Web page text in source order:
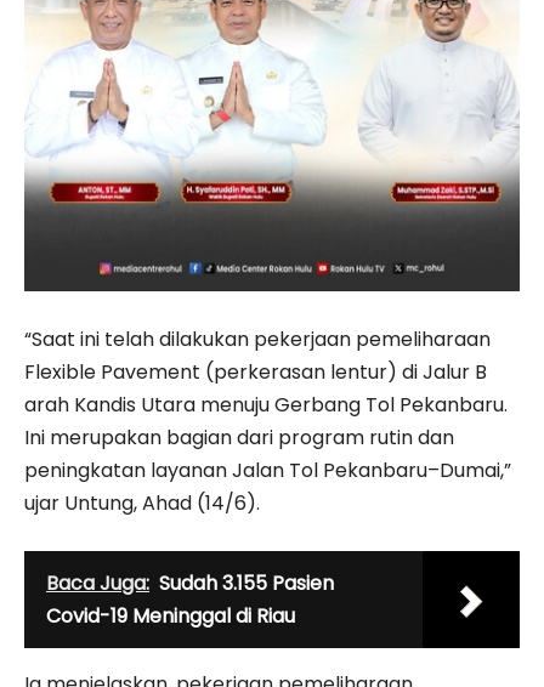
“Saat ini telah dilakukan pekerjaan pemeliharaan
Flexible Pavement (perkerasan lentur) di Jalur B
arah Kandis Utara menuju Gerbang Tol Pekanbaru.
Ini merupakan bagian dari program rutin dan
peningkatan layanan Jalan Tol Pekanbaru–Dumai,”
ujar Untung, Ahad (14/6).
Baca Juga: Sudah 3.155 Pasien
Covid-19 Meninggal di Riau